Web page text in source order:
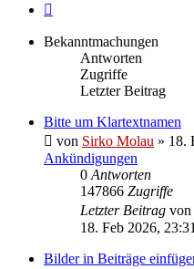
Bekanntmachungen
Antworten
Zugriffe
Letzter Beitrag
Bitte um Klartextnamen
von Sirko Molau » 18.
Ankündigungen
0 Antworten
147866 Zugriffe
Letzter Beitrag von
18. Feb 2026, 23:31
Bilder in Beiträge